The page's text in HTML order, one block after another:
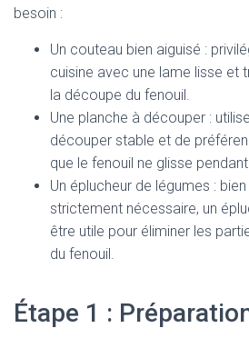
besoin :
Un couteau bien aiguisé :
cuisine avec une lame lisse et
la découpe du fenouil.
Une planche à découper :
découper stable et de
que le fenouil ne glisse pendant
Un éplucheur de légumes : bien
strictement nécessaire, un
être utile pour éliminer les
du fenouil.
Étape 1 :